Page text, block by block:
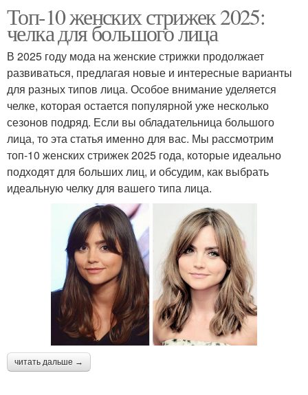
Топ-10 женских стрижек 2025:
челка для большого лица
В 2025 году мода на женские стрижки продолжает
развиваться, предлагая новые и интересные варианты
для разных типов лица. Особое внимание уделяется
челке, которая остается популярной уже несколько
сезонов подряд. Если вы обладательница большого
лица, то эта статья именно для вас. Мы рассмотрим
топ-10 женских стрижек 2025 года, которые идеально
подходят для больших лиц, и обсудим, как выбрать
идеальную челку для вашего типа лица.
читать дальше →